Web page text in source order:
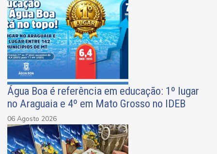
Água Boa é referência em educação: 1º lugar
no Araguaia e 4º em Mato Grosso no IDEB
06 Agosto 2026